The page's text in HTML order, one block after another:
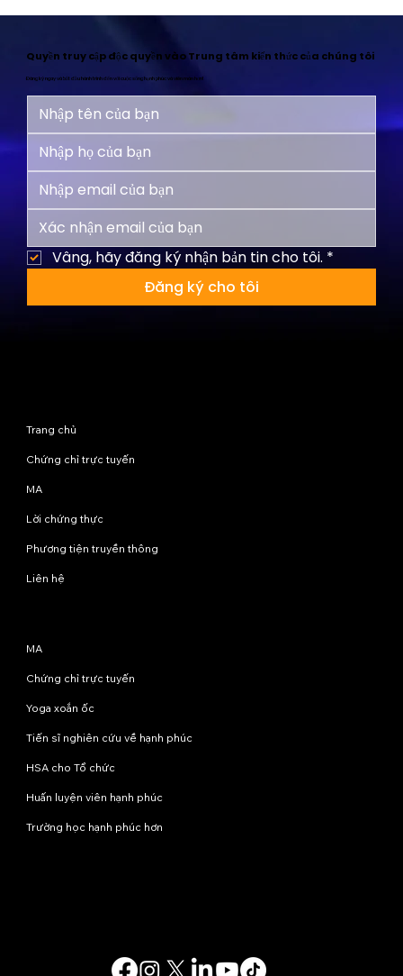
Quyền truy cập độc quyền vào Trung tâm kiến thức của chúng tôi
Đăng ký ngay và bắt đầu hành trình đến với cuộc sống hạnh phúc và viên mãn hơn!
Vâng, hãy đăng ký nhận bản tin cho tôi. *
Đăng ký cho tôi
Trang chủ
Chứng chỉ trực tuyến
MA
Lời chứng thực
Phương tiện truyền thông
Liên hệ
MA
Chứng chỉ trực tuyến
Yoga xoắn ốc
Tiến sĩ nghiên cứu về hạnh phúc
HSA cho Tổ chức
Huấn luyện viên hạnh phúc
Trường học hạnh phúc hơn